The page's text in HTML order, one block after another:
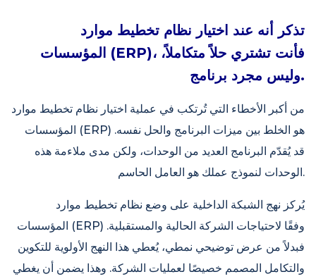
تذكر أنه عند اختيار نظام تخطيط موارد
المؤسسات (ERP)، فأنت تشتري حلاً متكاملاً،
وليس مجرد برنامج.
من أكبر الأخطاء التي تُرتكب في عملية اختيار نظام تخطيط موارد
المؤسسات (ERP) هو الخلط بين ميزات البرنامج والحل نفسه.
قد يُقدّم البرنامج العديد من الوحدات، ولكن مدى ملاءمة هذه
الوحدات لنموذج عملك هو العامل الحاسم.
يُركز نهج الشبكة الداخلية على وضع نظام تخطيط موارد
المؤسسات (ERP) وفقًا لاحتياجات الشركة الحالية والمستقبلية.
فبدلاً من عرض توضيحي نمطي، يُعطي هذا النهج الأولوية للتكوين
والتكامل المصمم خصيصًا لعمليات الشركة. وهذا يضمن أن يغطي